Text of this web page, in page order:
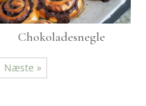
Chokoladesnegle
Næste »